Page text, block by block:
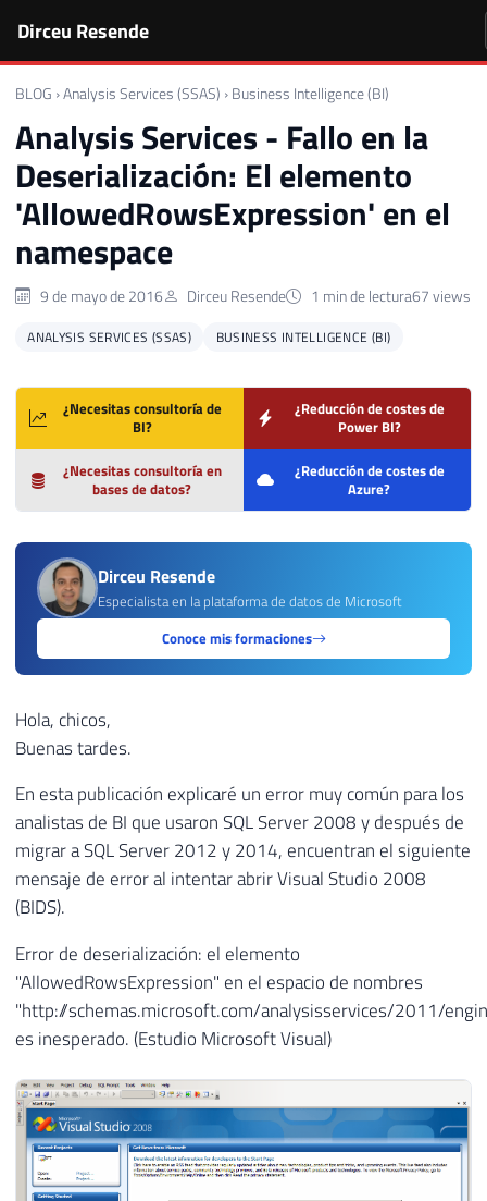
Dirceu Resende
BLOG ›Analysis Services (SSAS) › Business Intelligence (BI)
Analysis Services - Fallo en la
Deserialización: El elemento
'AllowedRowsExpression' en el
namespace
9 de mayo de 2016 Dirceu Resende 1 min de lectura67 views
ANALYSIS SERVICES (SSAS) BUSINESS INTELLIGENCE (BI)
¿Necesitas consultoría de
BI?
¿Reducción de costes de
Power BI?
¿Necesitas consultoría en
bases de datos?
¿Reducción de costes de
Azure?
Dirceu Resende
Especialista en la plataforma de datos de Microsoft
Conoce mis formaciones
Hola, chicos,
Buenas tardes.
En esta publicación explicaré un error muy común para los
analistas de BI que usaron SQL Server 2008 y después de
migrar a SQL Server 2012 y 2014, encuentran el siguiente
mensaje de error al intentar abrir Visual Studio 2008
(BIDS).
Error de deserialización: el elemento
"AllowedRowsExpression" en el espacio de nombres
"http://schemas.microsoft.com/analysisservices/2011/
es inesperado. (Estudio Microsoft Visual)